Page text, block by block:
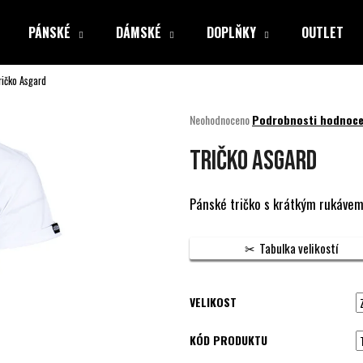
PÁNSKÉ DÁMSKÉ DOPLŇKY OUTLET
Asgard
Průměrné
produktu
z
5
NeohodnocenoPodrobnosti
Tričko Asgard
Pánské tričko s krátkým
Tabulka velikostí
VELIKOST
KÓD PRODUKTU
Co potřebujete najít?
HLEDAT